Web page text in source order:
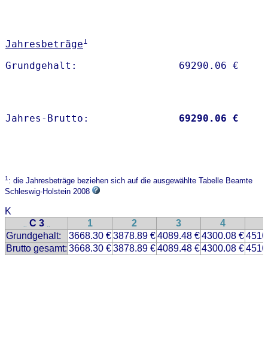
Jahresbeträge1
Jahres-Brutto: 69290.06 €
1: die Jahresbeträge beziehen sich auf die ausgewählte Tabelle Beamte
Schleswig-Holstein 2008
K
.. C 3 .. 1 2 3 4
Grundgehalt:
3668.30 €3878.89 €4089.48 €4300.08 €
Brutto gesamt: 3668.30 €3878.89 €4089.48 €4300.08 €